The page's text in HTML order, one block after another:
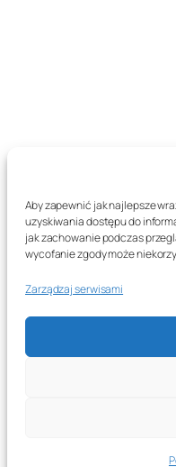
Aby zapewnić jak najlepsze
uzyskiwania dostępu do
jak zachowanie podczas
wycofanie zgody może
Zarządzaj serwisami